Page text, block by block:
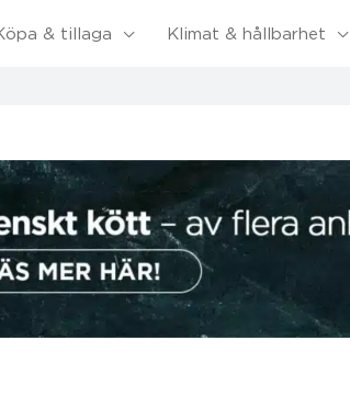
& tillaga Klimat & hållbarhet